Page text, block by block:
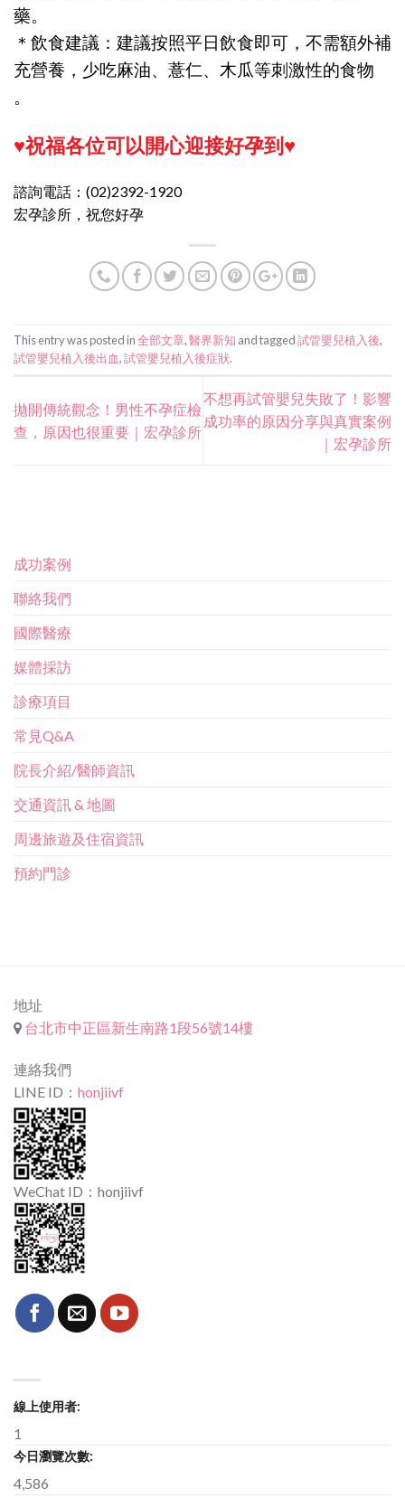
成功案例
聯絡我們
國際醫療
媒體採訪
診療項目
常見Q&A
院長介紹/醫師資訊
交通資訊 & 地圖
周邊旅遊及住宿資訊
預約門診
藥。
＊飲食建議：建議按照平日飲食即可，不需額外補
充營養，少吃麻油、薏仁、木瓜等刺激性的食物
。
♥祝福各位可以開心迎接好孕到♥
諮詢電話：(02)2392-1920
宏孕診所，祝您好孕
This entry was posted in全部文章,醫界新知 and tagged試管嬰兒植入後,
試管嬰兒植入後出血,試管嬰兒植入後症狀.
拋開傳統觀念！男性不孕症檢
查，原因也很重要｜宏孕診所
不想再試管嬰兒失敗了！影響
成功率的原因分享與真實案例
｜宏孕診所
地址
台北市中正區新生南路1段56號14樓
連絡我們
LINE ID： honjiivf
WeChat ID：honjiivf
線上使用者:
1
今日瀏覽次數:
4,586